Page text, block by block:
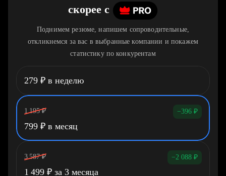
скорее c
Поднимем резюме, напишем сопроводительные,
откликнемся за вас в выбранные компании и покажем
статистику по конкурентам
279 ₽ в неделю
1 195 ₽ −396 ₽
799 ₽ в месяц
3 587 ₽ −2 088 ₽
1 499 ₽ за 3 месяца